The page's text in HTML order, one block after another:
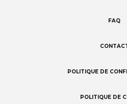
FAQ
POLITIQUE DE
POLITIQUE DE